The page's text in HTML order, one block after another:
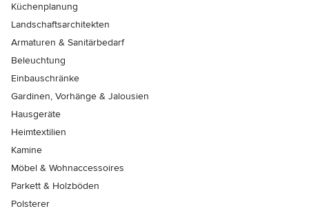
Küchenplanung
Landschaftsarchitekten
Armaturen & Sanitärbedarf
Beleuchtung
Einbauschränke
Gardinen, Vorhänge & Jalousien
Hausgeräte
Heimtextilien
Kamine
Möbel & Wohnaccessoires
Parkett & Holzböden
Polsterer